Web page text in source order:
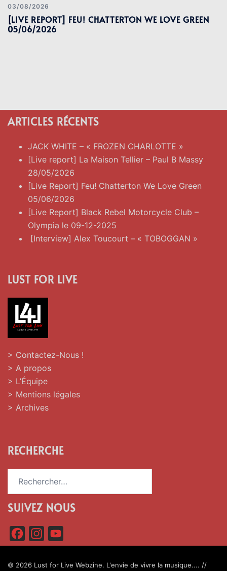
03/08/2026
[LIVE REPORT] FEU! CHATTERTON WE LOVE GREEN
05/06/2026
ARTICLES RÉCENTS
JACK WHITE – « FROZEN CHARLOTTE »
[Live report] La Maison Tellier – Paul B Massy
28/05/2026
[Live Report] Feu! Chatterton We Love Green
05/06/2026
[Live Report] Black Rebel Motorcycle Club –
Olympia le 09-12-2025
[Interview] Alex Toucourt – « TOBOGGAN »
LUST FOR LIVE
> Contactez-Nous !
> A propos
> L’Équipe
> Mentions légales
> Archives
RECHERCHE
SUIVEZ NOUS
a
c
n
s
o
u
© 2026 Lust for Live Webzine. L'envie de vivre la musique.... //